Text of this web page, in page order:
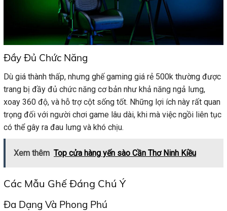
Đầy Đủ Chức Năng
Dù giá thành thấp, nhưng ghế gaming giá rẻ 500k thường được
trang bị đầy đủ chức năng cơ bản như khả năng ngả lưng,
xoay 360 độ, và hỗ trợ cột sống tốt. Những lợi ích này rất quan
trọng đối với người chơi game lâu dài, khi mà việc ngồi liên tục
có thể gây ra đau lưng và khó chịu.
Xem thêm Top cửa hàng yến sào Cần Thơ Ninh Kiều
Các Mẫu Ghế Đáng Chú Ý
Đa Dạng Và Phong Phú